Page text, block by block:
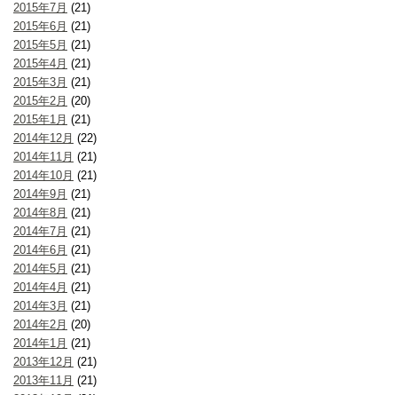
2015年7月 (21)
2015年6月 (21)
2015年5月 (21)
2015年4月 (21)
2015年3月 (21)
2015年2月 (20)
2015年1月 (21)
2014年12月 (22)
2014年11月 (21)
2014年10月 (21)
2014年9月 (21)
2014年8月 (21)
2014年7月 (21)
2014年6月 (21)
2014年5月 (21)
2014年4月 (21)
2014年3月 (21)
2014年2月 (20)
2014年1月 (21)
2013年12月 (21)
2013年11月 (21)